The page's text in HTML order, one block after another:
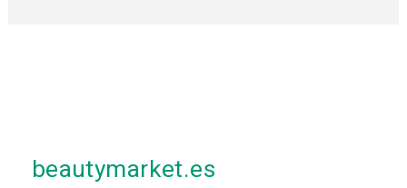
beautymarket.es